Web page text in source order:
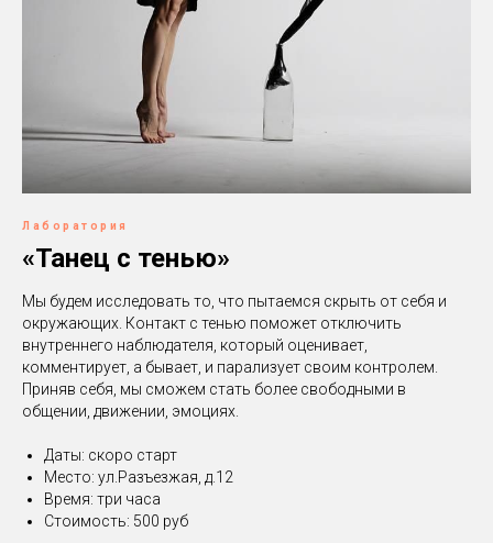
Лаборатория
«Танец с тенью»
Мы будем исследовать то, что пытаемся скрыть от себя и
окружающих. Контакт с тенью поможет отключить
внутреннего наблюдателя, который оценивает,
комментирует, а бывает, и парализует своим контролем.
Приняв себя, мы сможем стать более свободными в
общении, движении, эмоциях.
Даты: скоро старт
Место: ул.Разъезжая, д.12
Время: три часа
Стоимость: 500 руб